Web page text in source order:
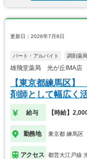
更新日：2026年7月8日
パート・アルバイト 調剤薬局
雄飛堂薬局 光が丘IMA店
【東京都練馬区
剤師として幅広く
給与 【時給】
勤務地 東京都 練馬区
アクセス 都営大江戸線